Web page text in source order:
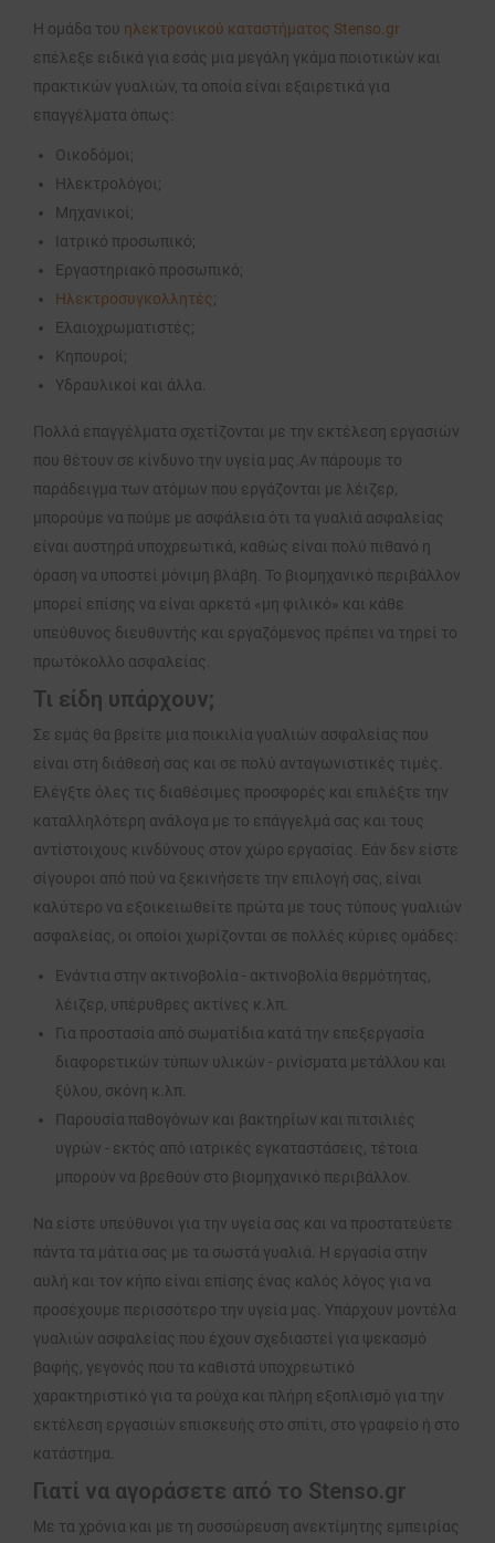
Η ομάδα του ηλεκτρονικού καταστήματος Stenso.gr
επέλεξε ειδικά για εσάς μια μεγάλη γκάμα ποιοτικών και
πρακτικών γυαλιών, τα οποία είναι εξαιρετικά για
επαγγέλματα όπως:
Οικοδόμοι;
Ηλεκτρολόγοι;
Μηχανικοί;
Ιατρικό προσωπικό;
Εργαστηριακό προσωπικό;
Ηλεκτροσυγκολλητές;
Ελαιοχρωματιστές;
Κηπουροί;
Υδραυλικοί και άλλα.
Πολλά επαγγέλματα σχετίζονται με την εκτέλεση εργασιών
που θέτουν σε κίνδυνο την υγεία μας.Αν πάρουμε το
παράδειγμα των ατόμων που εργάζονται με λέιζερ,
μπορούμε να πούμε με ασφάλεια ότι τα γυαλιά ασφαλείας
είναι αυστηρά υποχρεωτικά, καθώς είναι πολύ πιθανό η
όραση να υποστεί μόνιμη βλάβη. Το βιομηχανικό περιβάλλον
μπορεί επίσης να είναι αρκετά «μη φιλικό» και κάθε
υπεύθυνος διευθυντής και εργαζόμενος πρέπει να τηρεί το
πρωτόκολλο ασφαλείας.
Τι είδη υπάρχουν;
Σε εμάς θα βρείτε μια ποικιλία γυαλιών ασφαλείας που
είναι στη διάθεσή σας και σε πολύ ανταγωνιστικές τιμές.
Ελέγξτε όλες τις διαθέσιμες προσφορές και επιλέξτε την
καταλληλότερη ανάλογα με το επάγγελμά σας και τους
αντίστοιχους κινδύνους στον χώρο εργασίας. Εάν δεν είστε
σίγουροι από πού να ξεκινήσετε την επιλογή σας, είναι
καλύτερο να εξοικειωθείτε πρώτα με τους τύπους γυαλιών
ασφαλείας, οι οποίοι χωρίζονται σε πολλές κύριες ομάδες:
Ενάντια στην ακτινοβολία - ακτινοβολία θερμότητας,
λέιζερ, υπέρυθρες ακτίνες κ.λπ.
Για προστασία από σωματίδια κατά την επεξεργασία
διαφορετικών τύπων υλικών - ρινίσματα μετάλλου και
ξύλου, σκόνη κ.λπ.
Παρουσία παθογόνων και βακτηρίων και πιτσιλιές
υγρών - εκτός από ιατρικές εγκαταστάσεις, τέτοια
μπορούν να βρεθούν στο βιομηχανικό περιβάλλον.
Να είστε υπεύθυνοι για την υγεία σας και να προστατεύετε
πάντα τα μάτια σας με τα σωστά γυαλιά. Η εργασία στην
αυλή και τον κήπο είναι επίσης ένας καλός λόγος για να
προσέχουμε περισσότερο την υγεία μας. Υπάρχουν μοντέλα
γυαλιών ασφαλείας που έχουν σχεδιαστεί για ψεκασμό
βαφής, γεγονός που τα καθιστά υποχρεωτικό
χαρακτηριστικό για τα ρούχα και πλήρη εξοπλισμό για την
εκτέλεση εργασιών επισκευής στο σπίτι, στο γραφείο ή στο
κατάστημα.
Γιατί να αγοράσετε από το Stenso.gr
Με τα χρόνια και με τη συσσώρευση ανεκτίμητης εμπειρίας